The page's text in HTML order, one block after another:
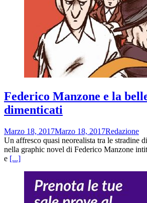
Federico Manzone e la
dimenticati
Marzo 18, 2017Marzo 18, 2017Redazione
Un affresco quasi neorealista tra le stradine
nella graphic novel di Federico Manzone
e [...]